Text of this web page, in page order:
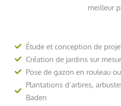
meilleur
Étude et conception de
Création de jardins sur
Pose de gazon en rouleau
Plantations d’arbres,
Baden